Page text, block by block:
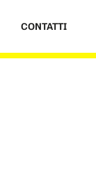
CONTATTI